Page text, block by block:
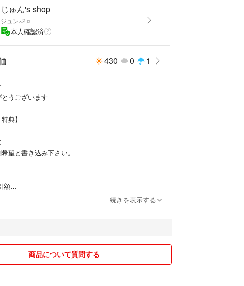
で見れます
じゅん's shop
ジュン×2♫
本人確認済
430 0 1
うございます
典】
望と書き込み下さい。
額
500円引き
1,000円引き
していただければ
続きを表示する
商品について質問する